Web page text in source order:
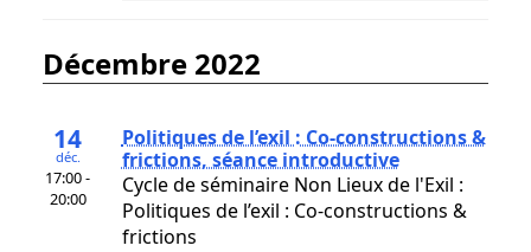
décembre 2022
14
déc.
17:00 -
20:00
Politiques de l’exil : Co-constructions &
frictions, séance introductive
Cycle de séminaire Non Lieux de l'Exil :
Politiques de l’exil : Co-constructions &
frictions